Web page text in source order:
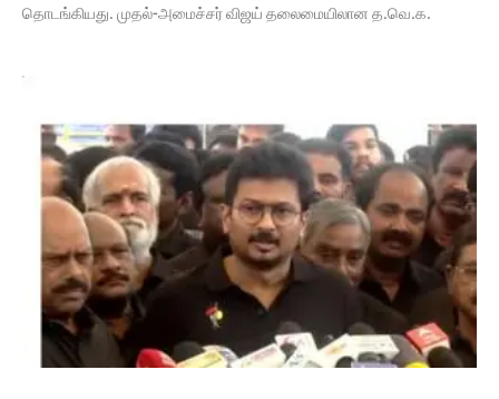
தொடங்கியது. முதல்-அமைச்சர் விஜய் தலைமையிலான த.வெ.க.